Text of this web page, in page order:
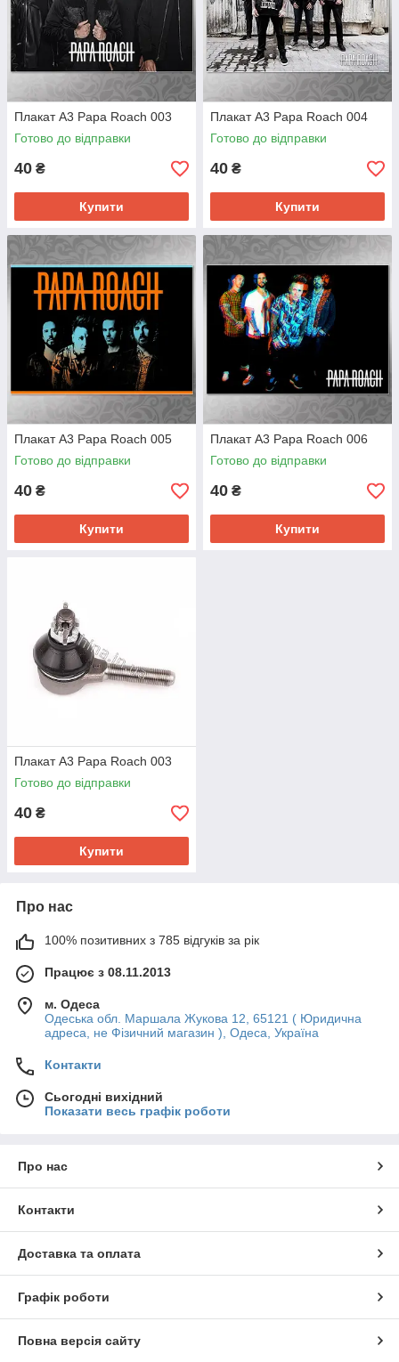
Плакат А3 Papa Roach 003
Готово до відправки
40 ₴
Купити
Плакат А3 Papa Roach 004
Готово до відправки
40 ₴
Купити
Плакат А3 Papa Roach 005
Готово до відправки
40 ₴
Купити
Плакат А3 Papa Roach 006
Готово до відправки
40 ₴
Купити
Плакат А3 Papa Roach 003
Готово до відправки
40 ₴
Купити
Про нас
100% позитивних з 785 відгуків за рік
Працює з 08.11.2013
м. Одеса
Одеська обл. Маршала Жукова 12, 65121 ( Юридична
адреса, не Фізичний магазин ), Одеса, Україна
Контакти
Сьогодні вихідний
Показати весь графік роботи
Про нас
Контакти
Доставка та оплата
Графік роботи
Повна версія сайту